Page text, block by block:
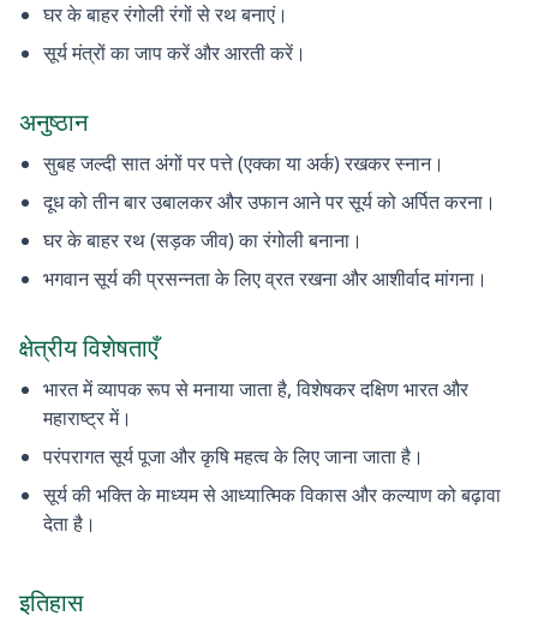
घर के बाहर रंगोली रंगों से रथ बनाएं।
सूर्य मंत्रों का जाप करें और आरती करें।
अनुष्ठान
सुबह जल्दी सात अंगों पर पत्ते (एक्का या अर्क) रखकर स्नान।
दूध को तीन बार उबालकर और उफान आने पर सूर्य को अर्पित करना।
घर के बाहर रथ (सड़क जीव) का रंगोली बनाना।
भगवान सूर्य की प्रसन्नता के लिए व्रत रखना और आशीर्वाद मांगना।
क्षेत्रीय विशेषताएँ
भारत में व्यापक रूप से मनाया जाता है, विशेषकर दक्षिण भारत और
महाराष्ट्र में।
परंपरागत सूर्य पूजा और कृषि महत्व के लिए जाना जाता है।
सूर्य की भक्ति के माध्यम से आध्यात्मिक विकास और कल्याण को बढ़ावा
देता है।
इतिहास